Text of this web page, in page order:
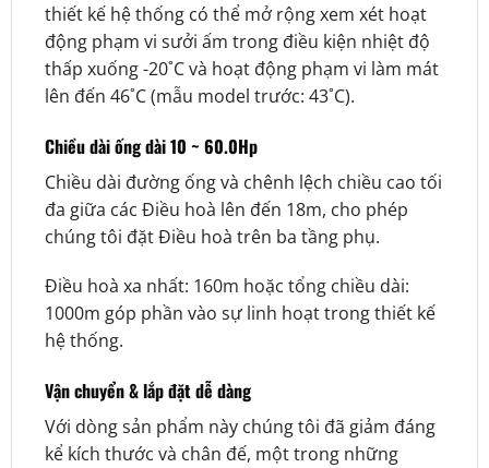
thiết kế hệ thống có thể mở rộng xem xét hoạt
động phạm vi sưởi ấm trong điều kiện nhiệt độ
thấp xuống -20˚C và hoạt động phạm vi làm mát
lên đến 46˚C (mẫu model trước: 43˚C).
Chiều dài ống dài 10 ~ 60.0Hp
Chiều dài đường ống và chênh lệch chiều cao tối
đa giữa các Điều hoà lên đến 18m, cho phép
chúng tôi đặt Điều hoà trên ba tầng phụ.
Điều hoà xa nhất: 160m hoặc tổng chiều dài:
1000m góp phần vào sự linh hoạt trong thiết kế
hệ thống.
Vận chuyển & lắp đặt dễ dàng
Với dòng sản phẩm này chúng tôi đã giảm đáng
kể kích thước và chân đế, một trong những